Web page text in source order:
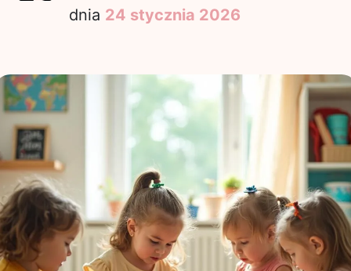
dnia 24 stycznia 2026